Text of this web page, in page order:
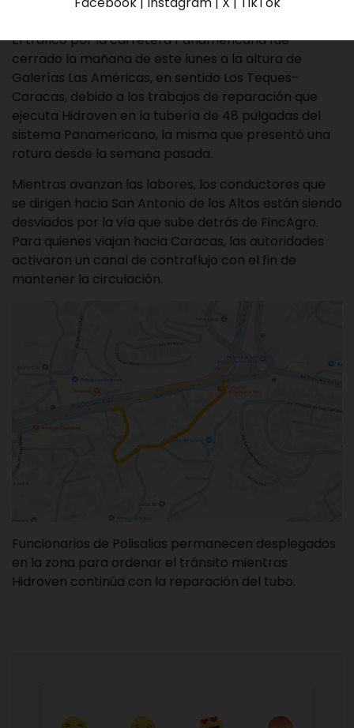
El tráfico por la carretera Panamericana fue
cerrado la mañana de este lunes a la altura de
Galerías Las Américas, en sentido Los Teques–
Caracas, debido a los trabajos de reparación que
ejecuta Hidroven en la tubería de 48 pulgadas del
sistema Panamericano, la misma que presentó una
rotura desde la semana pasada.
Mientras avanzan las labores, los conductores que
se dirigen hacia San Antonio de los Altos están siendo
desviados por la vía que sube detrás de FincAgro.
Para quienes viajan hacia Caracas, las autoridades
activaron un canal de contraflujo con el fin de
mantener la circulación.
Funcionarios de Polisalias permanecen desplegados
en la zona para ordenar el tránsito mientras
Hidroven continúa con la reparación del tubo.